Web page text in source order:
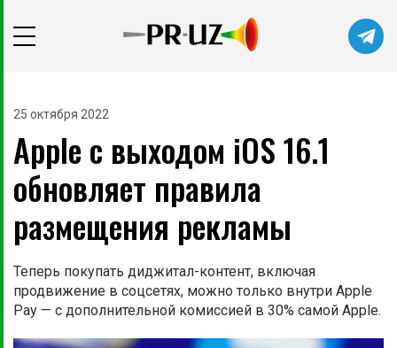
25 октября 2022
Apple с выходом iOS 16.1
обновляет правила
размещения рекламы
Теперь покупать диджитал-контент, включая
продвижение в соцсетях, можно только внутри Apple
Pay — с дополнительной комиссией в 30% самой Apple.